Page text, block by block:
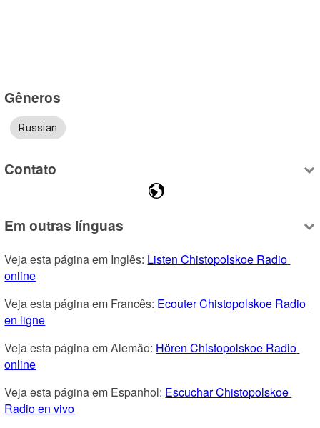
Gêneros
Russian
Contato
Em outras línguas
Veja esta página em Inglês: Listen Chistopolskoe Radio
online
Veja esta página em Francês: Ecouter Chistopolskoe Radio
en ligne
Veja esta página em Alemão: Hören Chistopolskoe Radio
online
Veja esta página em Espanhol: Escuchar Chistopolskoe
Radio en vivo